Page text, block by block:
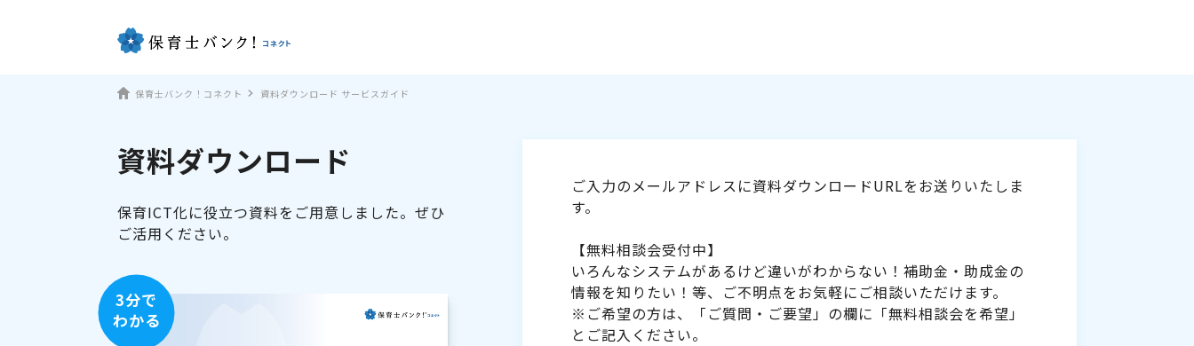
保育士バンク！コネクト 資料ダウンロード サービスガイド
資料ダウンロード
保育ICT化に役立つ資料をご用意しました。ぜひ
ご活用ください。
3分で
わかる
ご入力のメールアドレスに資料ダウンロードURLをお送りいたしま
す。
【無料相談会受付中】
いろんなシステムがあるけど違いがわからない！補助金・助成金の
情報を知りたい！等、ご不明点をお気軽にご相談いただけます。
※ご希望の方は、「ご質問・ご要望」の欄に「無料相談会を希望」
とご記入ください。